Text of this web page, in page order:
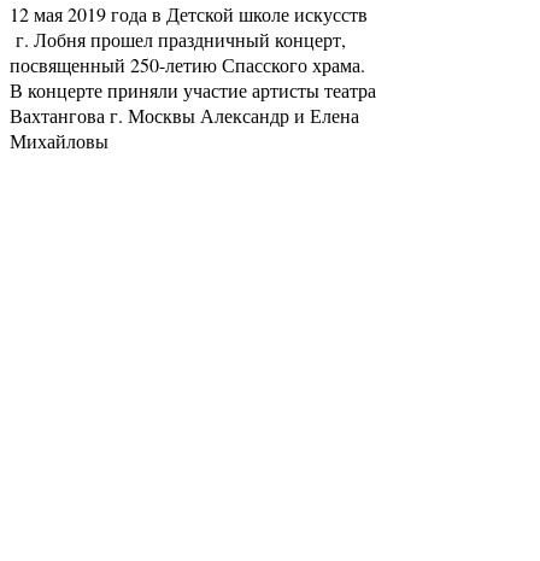
12 мая 2019 года в Детской школе искусств
г. Лобня прошел праздничный концерт,
посвященный 250-летию Спасского храма.
В концерте приняли участие артисты театра
Вахтангова г. Москвы Александр и Елена
Михайловы